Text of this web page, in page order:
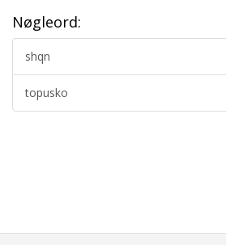
Nøgleord:
shqn
topusko